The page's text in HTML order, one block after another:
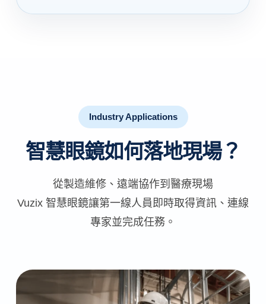
Industry Applications
智慧眼鏡如何落地現場？
從製造維修、遠端協作到醫療現場
Vuzix 智慧眼鏡讓第一線人員即時取得資訊、連線
專家並完成任務。